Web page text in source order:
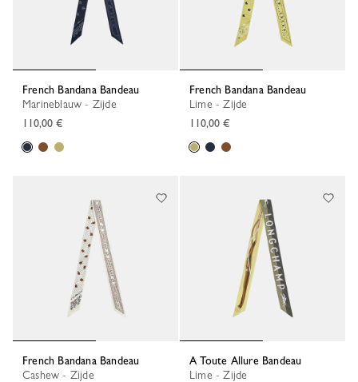
French Bandana Bandeau
Marineblauw - Zijde
110,00 €
French Bandana Bandeau
Lime - Zijde
110,00 €
French Bandana Bandeau
Cashew - Zijde
A Toute Allure Bandeau
Lime - Zijde